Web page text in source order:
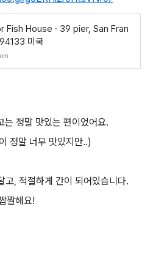
Fish House · 39 pier, San Fran
미국
는 정말 맛있는 편이었어요.
정말 너무 맛있지만..)
고, 적절하게 간이 되어있습니다.
짤해요!